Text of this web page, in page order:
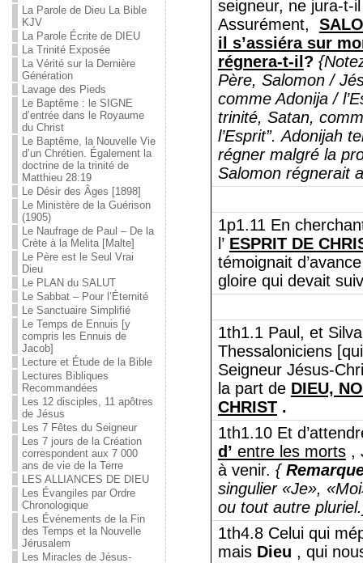
La Parole de Dieu La Bible
KJV
La Parole Écrite de DIEU
La Trinité Exposée
La Vérité sur la Dernière
Génération
Lavage des Pieds
Le Baptême : le SIGNE
d’entrée dans le Royaume
du Christ
Le Baptême, la Nouvelle Vie
d’un Chrétien. Également la
doctrine de la trinité de
Matthieu 28:19
Le Désir des Âges [1898]
Le Ministère de la Guérison
(1905)
Le Naufrage de Paul – De la
Crète à la Melita [Malte]
Le Père est le Seul Vrai
Dieu
Le PLAN du SALUT
Le Sabbat – Pour l’Éternité
Le Sanctuaire Simplifié
Le Temps de Ennuis [y
compris les Ennuis de
Jacob]
Lecture et Étude de la Bible
Lectures Bibliques
Recommandées
Les 12 disciples, 11 apôtres
de Jésus
Les 7 Fêtes du Seigneur
Les 7 jours de la Création
correspondent aux 7 000
ans de vie de la Terre
LES ALLIANCES DE DIEU
Les Évangiles par Ordre
Chronologique
Les Événements de la Fin
des Temps et la Nouvelle
Jérusalem
Les Miracles de Jésus-
seigneur, ne jura-t-
Assurément,
il s’assiéra sur
régnera-t-il ?
Père, Salomon /
comme Adonija /
trinité, Satan,
l’Esprit”. Adonijah
régner malgré la
Salomon régnerait
1p1.11 En
l’ ESPRIT DE
témoignait
gloire qui devait
1th1.1 Paul, et
Thessaloniciens
Seigneur Jésus-
la part de DIEU,
CHRIST.
1th1.10 Et
d’ entre les morts,
à venir. {
singulier «Je»,
ou tout autre
1th4.8 Celui qui
mais Dieu , qui